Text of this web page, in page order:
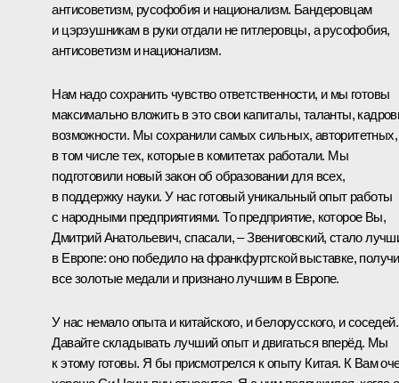
антисоветизм, русофобия и национализм. Бандеровцам
и цэрэушникам в руки отдали не гитлеровцы, а русофобия,
антисоветизм и национализм.
Нам надо сохранить чувство ответственности, и мы готовы
максимально вложить в это свои капиталы, таланты,
возможности. Мы сохранили самых сильных, авторитетных,
в том числе тех, которые в комитетах работали. Мы
подготовили новый закон об образовании для всех,
в поддержку науки. У нас готовый уникальный опыт работы
с народными предприятиями. То предприятие, которое Вы,
Дмитрий Анатольевич, спасали, – Звениговский, стало
в Европе: оно победило на франкфуртской выставке,
все золотые медали и признано лучшим в Европе.
У нас немало опыта и китайского, и белорусского, и соседей.
Давайте складывать лучший опыт и двигаться вперёд. Мы
к этому готовы. Я бы присмотрелся к опыту Китая. К Вам